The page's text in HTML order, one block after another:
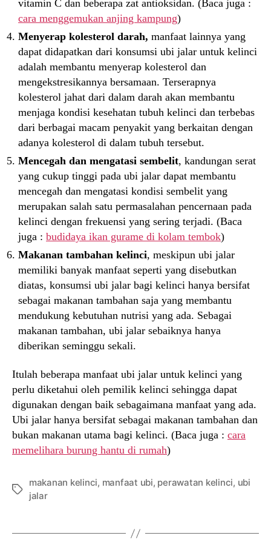
vitamin C dan beberapa zat antioksidan. (Baca juga :
cara menggemukan anjing kampung)
Menyerap kolesterol darah, manfaat lainnya yang
dapat didapatkan dari konsumsi ubi jalar untuk kelinci
adalah membantu menyerap kolesterol dan
mengekstresikannya bersamaan. Terserapnya
kolesterol jahat dari dalam darah akan membantu
menjaga kondisi kesehatan tubuh kelinci dan terbebas
dari berbagai macam penyakit yang berkaitan dengan
adanya kolesterol di dalam tubuh tersebut.
Mencegah dan mengatasi sembelit, kandungan serat
yang cukup tinggi pada ubi jalar dapat membantu
mencegah dan mengatasi kondisi sembelit yang
merupakan salah satu permasalahan pencernaan pada
kelinci dengan frekuensi yang sering terjadi. (Baca
juga : budidaya ikan gurame di kolam tembok)
Makanan tambahan kelinci, meskipun ubi jalar
memiliki banyak manfaat seperti yang disebutkan
diatas, konsumsi ubi jalar bagi kelinci hanya bersifat
sebagai makanan tambahan saja yang membantu
mendukung kebutuhan nutrisi yang ada. Sebagai
makanan tambahan, ubi jalar sebaiknya hanya
diberikan seminggu sekali.
Itulah beberapa manfaat ubi jalar untuk kelinci yang
perlu diketahui oleh pemilik kelinci sehingga dapat
digunakan dengan baik sebagaimana manfaat yang ada.
Ubi jalar hanya bersifat sebagai makanan tambahan dan
bukan makanan utama bagi kelinci. (Baca juga : cara
memelihara burung hantu di rumah)
Tags
makanan kelinci, manfaat ubi, perawatan kelinci, ubi
jalar